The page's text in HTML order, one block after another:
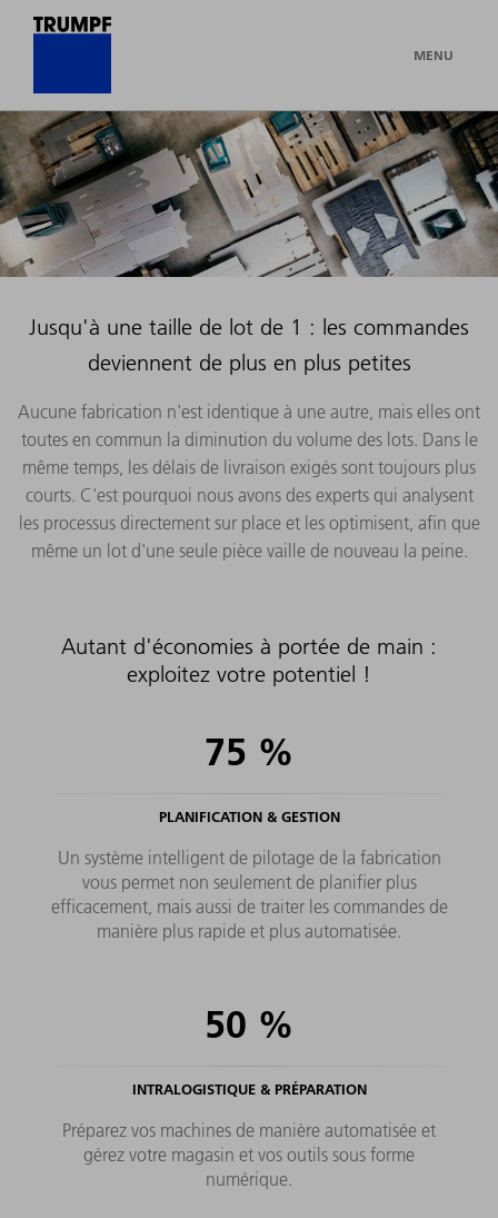
MENU
Jusqu'à une taille de lot de 1 : les commandes
deviennent de plus en plus petites
Aucune fabrication n'est identique à une autre, mais elles ont
toutes en commun la diminution du volume des lots. Dans le
même temps, les délais de livraison exigés sont toujours plus
courts. C'est pourquoi nous avons des experts qui analysent
les processus directement sur place et les optimisent, afin que
même un lot d'une seule pièce vaille de nouveau la peine.
Autant d'économies à portée de main :
exploitez votre potentiel !
75 %
PLANIFICATION & GESTION
Un système intelligent de pilotage de la fabrication
vous permet non seulement de planifier plus
efficacement, mais aussi de traiter les commandes de
manière plus rapide et plus automatisée.
50 %
INTRALOGISTIQUE & PRÉPARATION
Préparez vos machines de manière automatisée et
gérez votre magasin et vos outils sous forme
numérique.